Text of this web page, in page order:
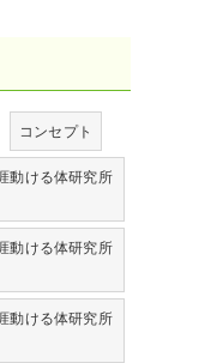
コンセプト
動ける体研究所
動ける体研究所
動ける体研究所